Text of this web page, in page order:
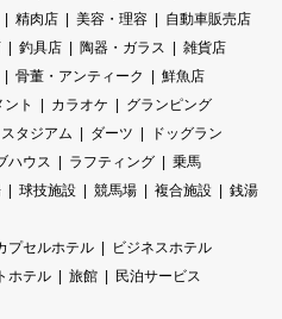
精肉店 美容・理容
自動車販売店
釣具店 陶器・ガラス
雑貨店
骨董・アンティーク
鮮魚店
ト カラオケ
グランピング
スタジアム ダーツ
ドッグラン
ハウス ラフティング
乗馬
球技施設 競馬場 複合施設
銭湯
プセルホテル
ビジネスホテル
ホテル 旅館
民泊サービス